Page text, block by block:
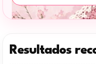
Resultados